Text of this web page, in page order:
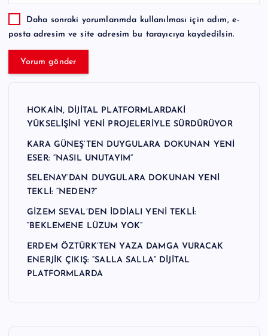
Daha sonraki yorumlarımda kullanılması için adım, e-
posta adresim ve site adresim bu tarayıcıya kaydedilsin.
HOKAİN, DİJİTAL PLATFORMLARDAKİ
YÜKSELİŞİNİ YENİ PROJELERİYLE SÜRDÜRÜYOR
KARA GÜNEŞ’TEN DUYGULARA DOKUNAN YENİ
ESER: “NASIL UNUTAYIM”
SELENAY’DAN DUYGULARA DOKUNAN YENİ
TEKLİ: “NEDEN?”
GİZEM SEVAL’DEN İDDİALI YENİ TEKLİ:
“BEKLEMENE LÜZUM YOK”
ERDEM ÖZTÜRK’TEN YAZA DAMGA VURACAK
ENERJİK ÇIKIŞ: “SALLA SALLA” DİJİTAL
PLATFORMLARDA